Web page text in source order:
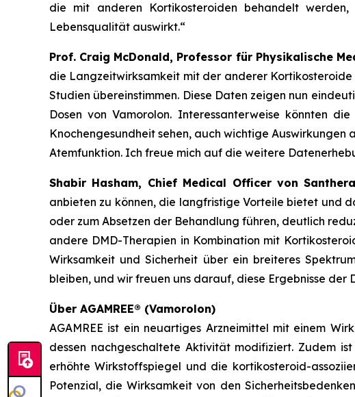
die mit anderen Kortikosteroiden behandelt
Lebensqualität auswirkt.“
Prof. Craig McDonald, Professor für Physikalische
die Langzeitwirksamkeit mit der anderer
Studien übereinstimmen. Diese Daten zeigen nun
Dosen von Vamorolon. Interessanterweise könnten
Knochengesundheit sehen, auch wichtige
Atemfunktion. Ich freue mich auf die weitere
Shabir Hasham, Chief Medical Officer von
anbieten zu können, die langfristige Vorteile bietet und
oder zum Absetzen der Behandlung führen, deutlich
andere DMD-Therapien in Kombination mit
Wirksamkeit und Sicherheit über ein breiteres
bleiben, und wir freuen uns darauf, diese Ergebnisse der
Über AGAMREE® (Vamorolon)
AGAMREE ist ein neuartiges Arzneimittel mit einem
dessen nachgeschaltete Aktivität modifiziert. Zudem
erhöhte Wirkstoffspiegel und die kortikosteroid-
Potenzial, die Wirksamkeit von den